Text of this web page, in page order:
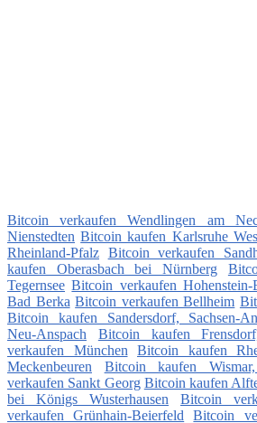
Bitcoin verkaufen Wendlingen am
Nienstedten Bitcoin kaufen Karlsruhe
Rheinland-Pfalz Bitcoin verkaufen
kaufen Oberasbach bei Nürnberg
Tegernsee Bitcoin verkaufen Hohenstein-
Bad Berka Bitcoin verkaufen Bellheim
Bitcoin kaufen Sandersdorf, Sachsen-
Neu-Anspach
Bitcoin kaufen
verkaufen München
Bitcoin kaufen
Meckenbeuren
Bitcoin kaufen
verkaufen Sankt Georg Bitcoin kaufen
bei Königs Wusterhausen
Bitcoin
verkaufen Grünhain-Beierfeld
Bitcoin